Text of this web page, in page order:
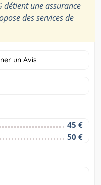
détient une assurance
des services de
un Avis
45 €
50 €